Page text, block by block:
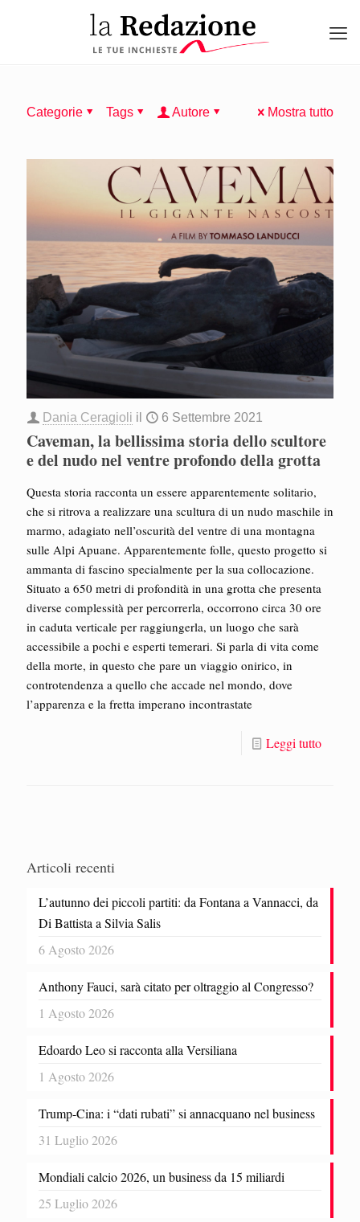
Categorie Tags Autore Mostra tutto
Dania Ceragioli il 6 Settembre 2021
Caveman, la bellissima storia dello scultore
e del nudo nel ventre profondo della grotta
Questa storia racconta un essere apparentemente solitario,
che si ritrova a realizzare una scultura di un nudo maschile in
marmo, adagiato nell’oscurità del ventre di una montagna
sulle Alpi Apuane. Apparentemente folle, questo progetto si
ammanta di fascino specialmente per la sua collocazione.
Situato a 650 metri di profondità in una grotta che presenta
diverse complessità per percorrerla, occorrono circa 30 ore
in caduta verticale per raggiungerla, un luogo che sarà
accessibile a pochi e esperti temerari. Si parla di vita come
della morte, in questo che pare un viaggio onirico, in
controtendenza a quello che accade nel mondo, dove
l’apparenza e la fretta imperano incontrastate
Leggi tutto
Articoli recenti
L’autunno dei piccoli partiti: da Fontana a Vannacci, da
Di Battista a Silvia Salis
6 Agosto 2026
Anthony Fauci, sarà citato per oltraggio al Congresso?
1 Agosto 2026
Edoardo Leo si racconta alla Versiliana
1 Agosto 2026
Trump-Cina: i “dati rubati” si annacquano nel business
31 Luglio 2026
Mondiali calcio 2026, un business da 15 miliardi
25 Luglio 2026